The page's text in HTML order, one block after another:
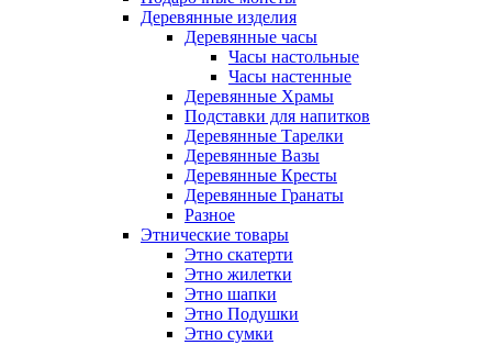
Деревянные изделия
Деревянные часы
Часы настольные
Часы настенные
Деревянные Храмы
Подставки для напитков
Деревянные Тарелки
Деревянные Вазы
Деревянные Кресты
Деревянные Гранаты
Разное
Этнические товары
Этно скатерти
Этно жилетки
Этно шапки
Этно Подушки
Этно сумки